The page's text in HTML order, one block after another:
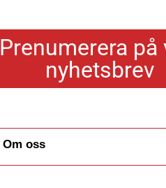
Prenumerera på
nyhetsbrev
Om oss